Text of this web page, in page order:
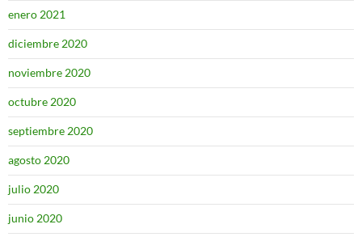
enero 2021
diciembre 2020
noviembre 2020
octubre 2020
septiembre 2020
agosto 2020
julio 2020
junio 2020